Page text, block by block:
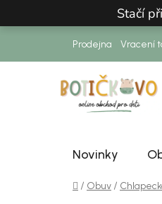
Stačí
Prodejna Vracení
Novinky
Domů
/ Obuv /